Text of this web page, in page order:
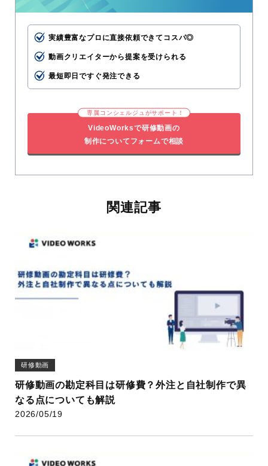
実績豊富なプロに直接依頼できてコスパ◎
動画クリエイターから提案を受けられる
最短即日ですぐ発注できる
専属コンシェルジュがサポート！
VideoWorksで研修動画の
制作についてフォームで相談
関連記事
研修動画
研修動画の勘定科目は研修費？外注と自社制作で異
なる点についても解説
2026/05/19